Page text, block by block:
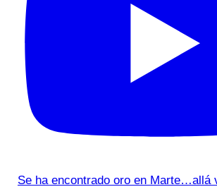
Se ha encontrado oro en Marte…allá